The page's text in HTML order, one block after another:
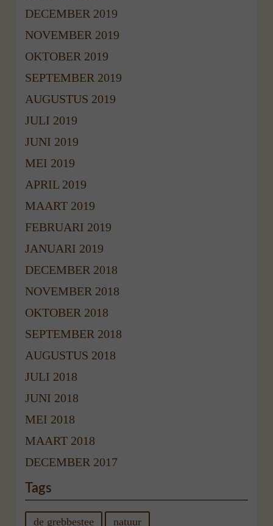
DECEMBER 2019
NOVEMBER 2019
OKTOBER 2019
SEPTEMBER 2019
AUGUSTUS 2019
JULI 2019
JUNI 2019
MEI 2019
APRIL 2019
MAART 2019
FEBRUARI 2019
JANUARI 2019
DECEMBER 2018
NOVEMBER 2018
OKTOBER 2018
SEPTEMBER 2018
AUGUSTUS 2018
JULI 2018
JUNI 2018
MEI 2018
MAART 2018
DECEMBER 2017
Tags
de grebbestee natuur